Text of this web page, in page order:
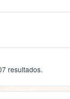
resultados.